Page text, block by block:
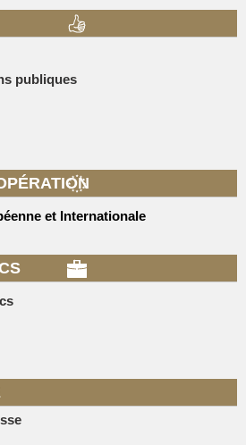
publiques
et Internationale